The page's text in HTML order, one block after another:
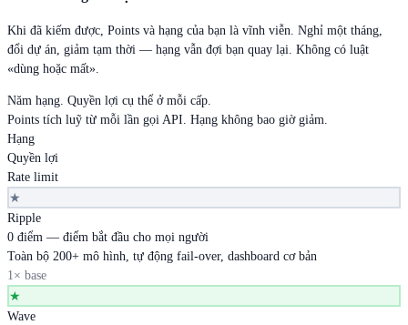
Khi đã kiếm được, Points và hạng của bạn là vĩnh viễn. Nghỉ một tháng,
đổi dự án, giảm tạm thời — hạng vẫn đợi bạn quay lại. Không có luật
«dùng hoặc mất».
Năm hạng. Quyền lợi cụ thể ở mỗi cấp.
Points tích luỹ từ mỗi lần gọi API. Hạng không bao giờ giảm.
Hạng
Quyền lợi
Rate limit
★
Ripple
0 điểm — điểm bắt đầu cho mọi người
Toàn bộ 200+ mô hình, tự động fail-over, dashboard cơ bản
1× base
★
Wave